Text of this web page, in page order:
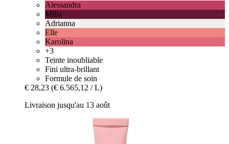
Alessandra
Milla
Adrianna
Elle
Karolina
+3
Teinte inoubliable
Fini ultra-brillant
Formule de soin
€ 28,23 (€ 6.565,12 / L)
Livraison jusqu'au 13 août